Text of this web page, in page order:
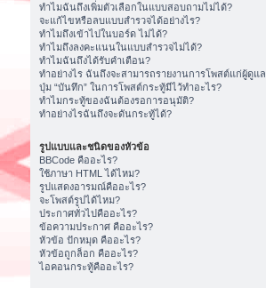
ทำไมฉันถึงเพิ่มตัวเลือกในแบบสอบถามไม่ได้?
จะแก้ไขหรือลบแบบสำรวจได้อย่างไร?
ทำไมถึงเข้าไปในบอร์ด ไม่ได้?
ทำไมถึงลงคะแนนในแบบสำรวจไม่ได้?
ทำไมฉันถึงได้รับคำเตือน?
ทำอย่างไร ฉันถึงจะสามารถรายงานการโพสต์แก่ผู้ดูแ
ปุ่ม “บันทึก” ในการโพสต์กระทู้มีไว้ทำอะไร?
ทำไมกระทู้ของฉันต้องรอการอนุมัติ?
ทำอย่างไรฉันถึงจะดันกระทู้ได้?
รูปแบบและชนิดของหัวข้อ
BBCode คืออะไร?
ใช้ภาษา HTML ได้ไหม?
รูปแสดงอารมณ์คืออะไร?
จะโพสต์รูปได้ไหม?
ประกาศทั่วไปคืออะไร?
ข้อความประกาศ คืออะไร?
หัวข้อ ปักหมุด คืออะไร?
หัวข้อถูกล็อก คืออะไร?
ไอคอนกระทู้คืออะไร?